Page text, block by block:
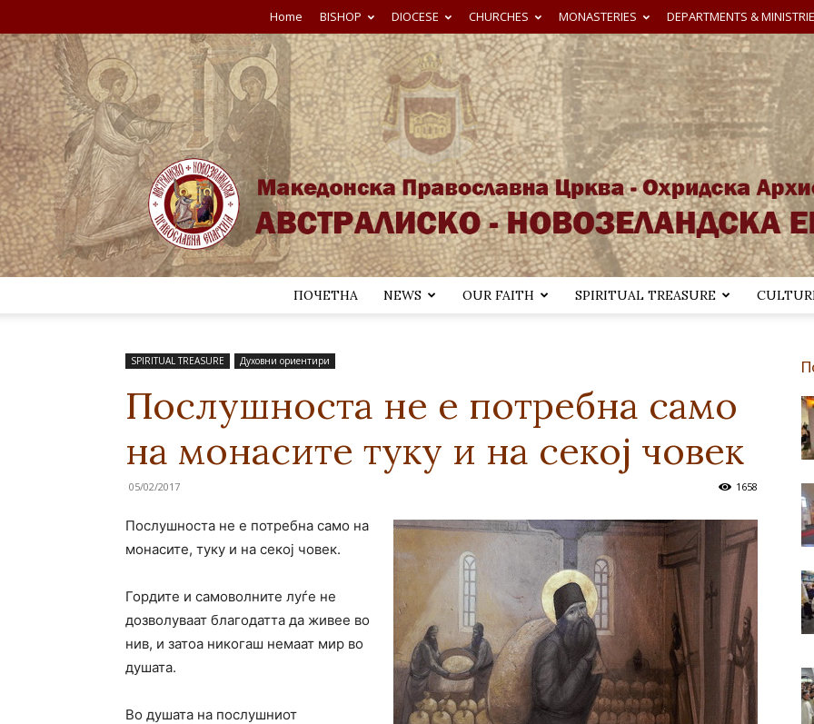
Home BISHOP DIOCESE CHURCHES MONASTERIES DEPARTMENTS &
новозеландска
Епархија
ПОЧЕТНА NEWS OUR FAITH SPIRITUAL TREASURE
SPIRITUAL TREASURE Духовни ориентири
Послушноста не е потребна само
на монасите туку и на секој човек
05/02/2017 1658
Послушноста не е потребна само на
монасите, туку и на секој човек.
Гордите и самоволните луѓе не
дозволуваат благодатта да живее во
нив, и затоа никогаш немаат мир во
душата.
Во душата на послушниот